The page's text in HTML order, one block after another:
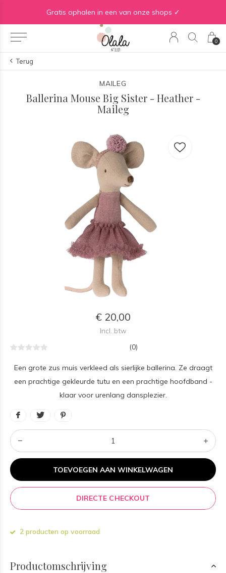
0
Gratis ophalen in een van onze shops ✓
Terug
MAILEG
Ballerina Mouse Big Sister - Heather -
Maileg
€ 20,00
Incl. btw
(0)
Een grote zus muis verkleed als sierlijke ballerina. Ze draagt
een prachtige gekleurde tutu en een prachtige hoofdband -
klaar voor urenlang dansplezier.
TOEVOEGEN AAN WINKELWAGEN
DIRECTE CHECKOUT
2 producten op voorraad
Productomschrijving